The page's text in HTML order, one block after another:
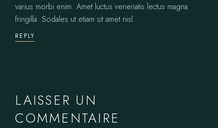
varius morbi enim. Amet luctus venenatis lectus magna
fringilla. Sodales ut etiam sit amet nisl.
REPLY
LAISSER UN
COMMENTAIRE